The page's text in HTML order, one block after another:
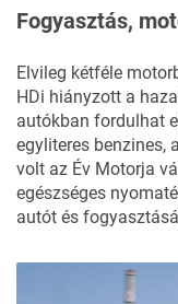
Fogyasztás,
Elvileg kétféle
HDi hiányzott a
autókban fordulhat
egyliteres benzines,
volt az Év Motorja
egészséges
autót és